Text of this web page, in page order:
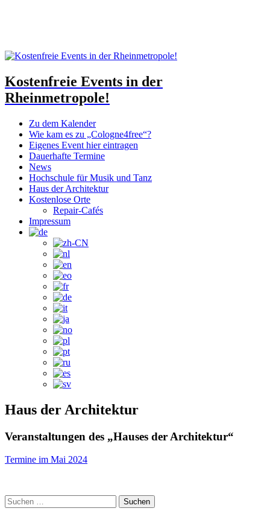
Kostenfreie Events in der
Rheinmetropole!
Zu dem Kalender
Wie kam es zu „Cologne4free“?
Eigenes Event hier eintragen
Dauerhafte Termine
News
Hochschule für Musik und Tanz
Haus der Architektur
Kostenlose Orte
Repair-Cafés
Impressum
Haus der Architektur
Veranstaltungen des „Hauses der Architektur“
Termine im Mai 2024
Suchen
nach: